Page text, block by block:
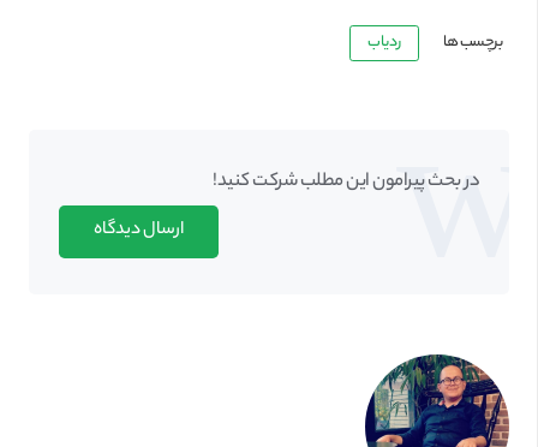
برچسب ها ردیاب
در بحث‌‌ پیرامون این مطلب شرکت کنید!
ارسال دیدگاه